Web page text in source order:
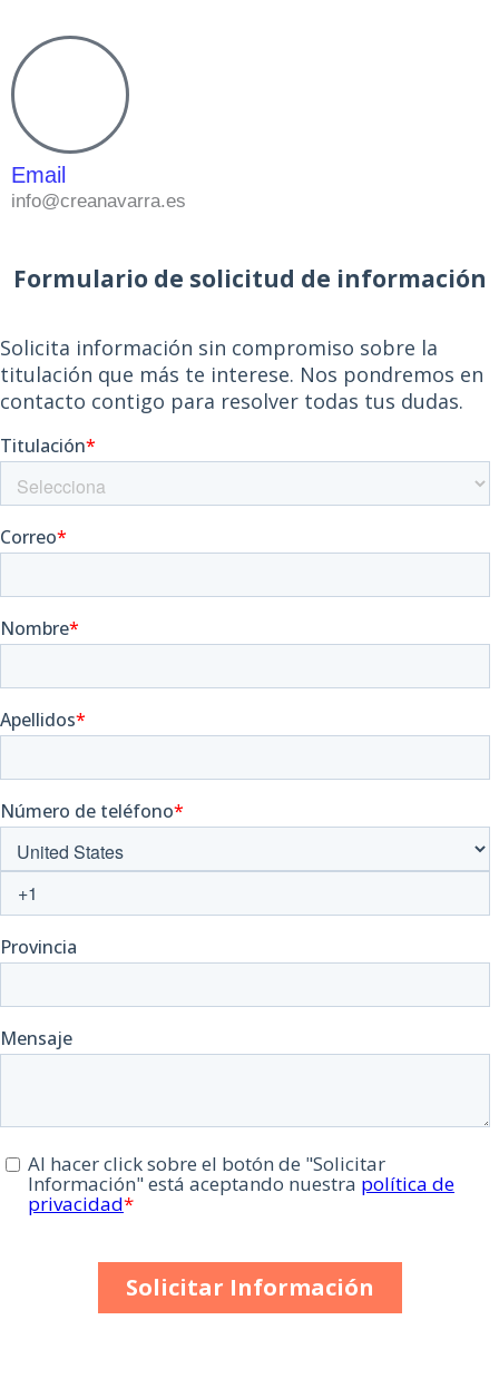
Email
info@creanavarra.es